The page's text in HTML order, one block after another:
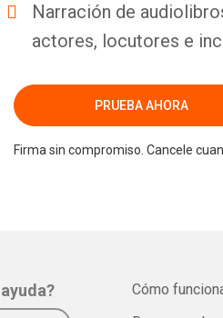
Narración de
actores, locutores e
PRUEBA AHORA
Firma sin compromiso. Cancele
Cómo